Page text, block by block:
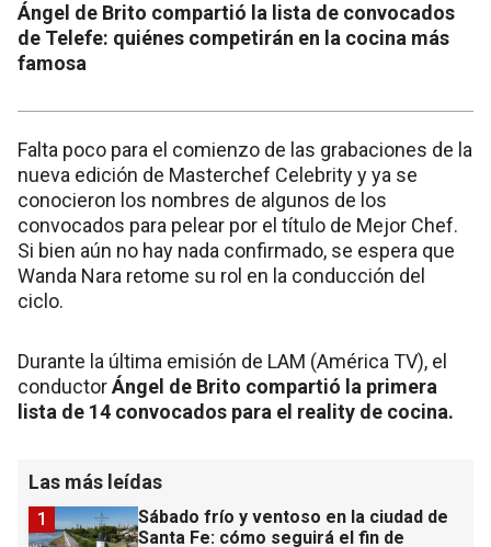
Ángel de Brito compartió la lista de convocados
de Telefe: quiénes competirán en la cocina más
famosa
Falta poco para el comienzo de las grabaciones de la
nueva edición de Masterchef Celebrity y ya se
conocieron los nombres de algunos de los
convocados para pelear por el título de Mejor Chef.
Si bien aún no hay nada confirmado, se espera que
Wanda Nara retome su rol en la conducción del
ciclo.
Durante la última emisión de LAM (América TV), el
conductorÁngel de Brito compartió la primera
lista de 14 convocados para el reality de cocina.
Las más leídas
Sábado frío y ventoso en la ciudad de
Santa Fe: cómo seguirá el fin de
1